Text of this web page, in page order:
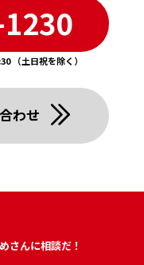
（土日祝を除く）
わせ
さんに相談だ！